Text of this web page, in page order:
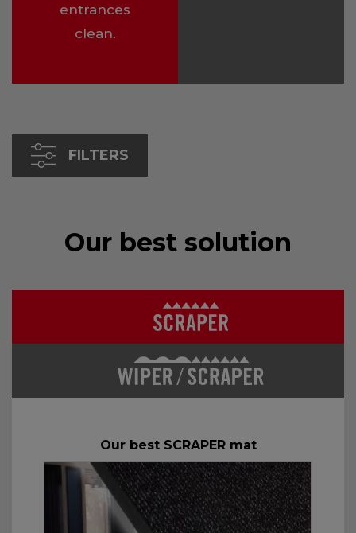
entrances
clean.
FILTERS
Our best solution
Our best SCRAPER mat